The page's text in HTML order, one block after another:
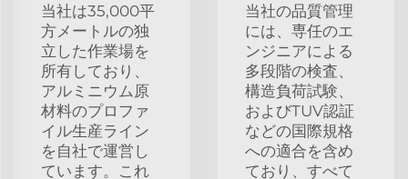
当社は35,000平
方メートルの独
立した作業場を
所有しており、
アルミニウム原
材料のプロファ
イル生産ライン
を自社で運営し
ています。これ
当社の品質管理
には、専任のエ
ンジニアによる
多段階の検査、
構造負荷試験、
およびTUV認証
などの国際規格
への適合を含め
ており、すべて